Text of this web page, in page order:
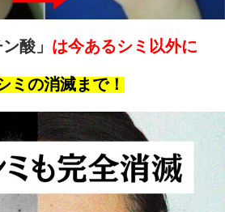
酸」 は今あるシミ以外に
ミの消滅まで！